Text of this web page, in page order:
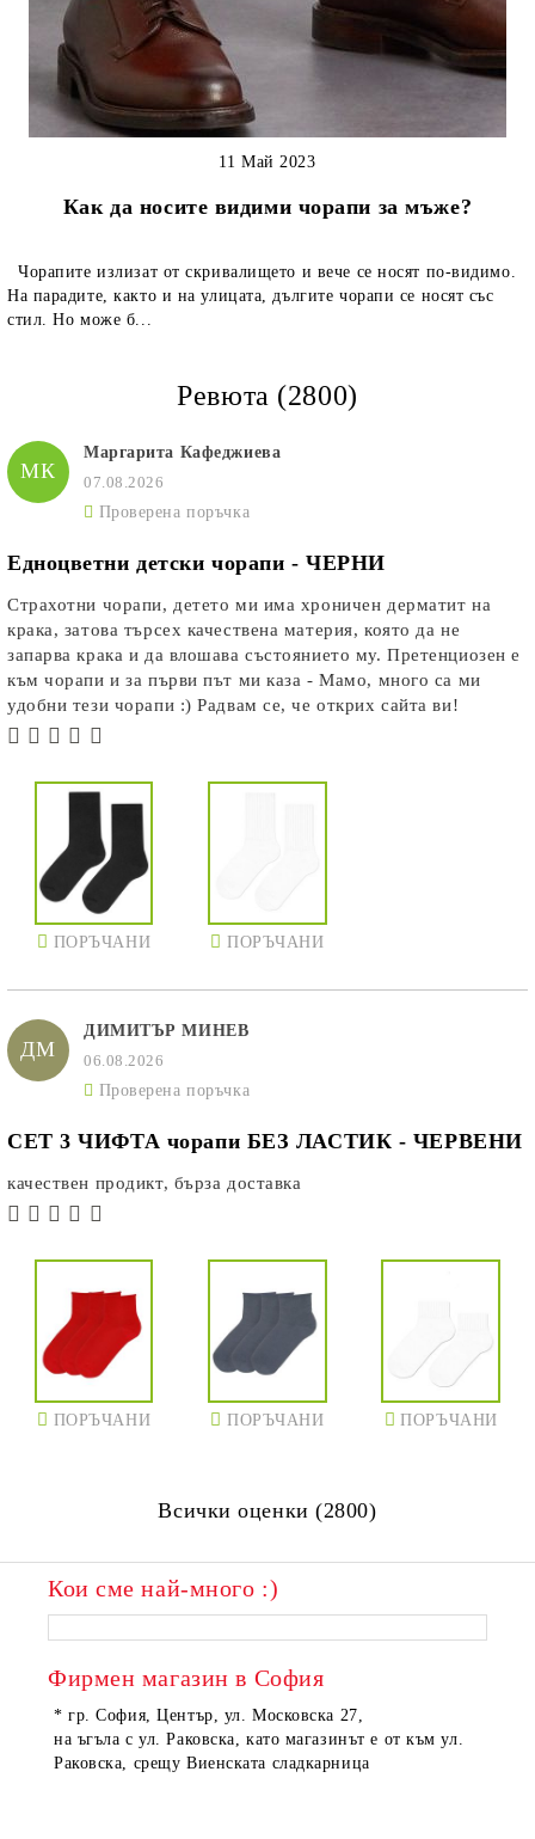
Как да носите видими чорапи за мъже?
11 Май 2023
Чорапите излизат от скривалището и вече се носят по-видимо.
На парадите, както и на улицата, дългите чорапи се носят със
стил. Но може б...
Ревюта (2800)
МК
Маргарита Кафеджиева
07.08.2026
Проверена поръчка
Едноцветни детски чорапи - ЧЕРНИ
Страхотни чорапи, детето ми има хроничен дерматит на
крака, затова търсех качествена материя, която да не
запарва крака и да влошава състоянието му. Претенциозен е
към чорапи и за първи път ми каза - Мамо, много са ми
удобни тези чорапи :) Радвам се, че открих сайта ви!
ПОРЪЧАНИ ПОРЪЧАНИ
ДМ
ДИМИТЪР МИНЕВ
06.08.2026
Проверена поръчка
СЕТ 3 ЧИФТА чорапи БЕЗ ЛАСТИК - ЧЕРВЕНИ
качествен продикт, бърза доставка
ПОРЪЧАНИ ПОРЪЧАНИ ПОРЪЧАНИ
Всички оценки (2800)
Кои сме най-много :)
Фирмен магазин в София
* гр. София, Център, ул. Московска 27,
на ъгъла с ул. Раковска, като магазинът е от към ул.
Раковска, срещу Виенската сладкарница